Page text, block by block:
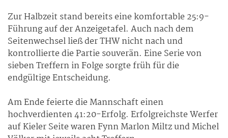
Zur Halbzeit stand bereits eine komfortable 25:9-
Führung auf der Anzeigetafel. Auch nach dem
Seitenwechsel ließ der THW nicht nach und
kontrollierte die Partie souverän. Eine Serie von
sieben Treffern in Folge sorgte früh für die
endgültige Entscheidung.
Am Ende feierte die Mannschaft einen
hochverdienten 41:20-Erfolg. Erfolgreichste Werfer
auf Kieler Seite waren Fynn Marlon Miltz und Michel